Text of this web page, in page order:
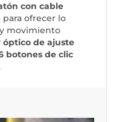
con cable
para ofrecer lo
movimiento
óptico de ajuste
botones de clic